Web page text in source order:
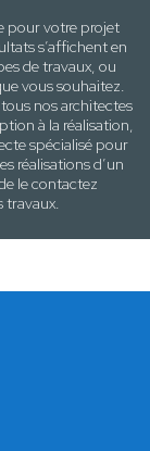
pour votre projet
s’affichent en
de travaux, ou
vous souhaitez.
nos architectes
à la réalisation,
spécialisé pour
réalisations d’un
le contactez
travaux.